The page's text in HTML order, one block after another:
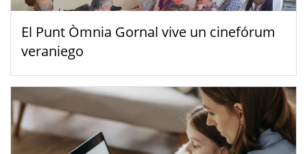
El Punt Òmnia Gornal vive un cinefórum
veraniego